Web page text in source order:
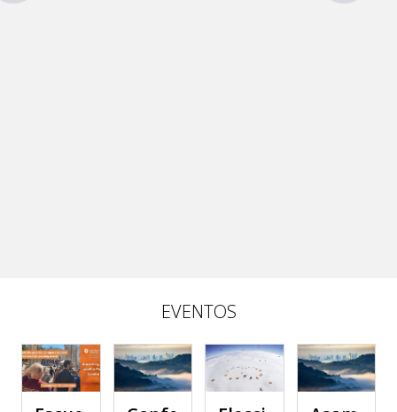
EVENTOS